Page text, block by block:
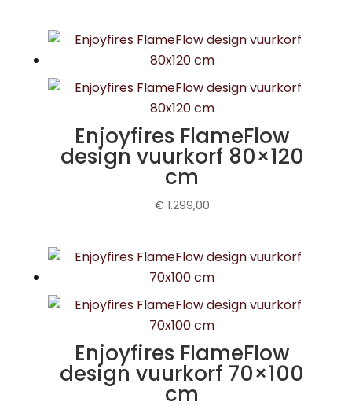
Enjoyfires FlameFlow
design vuurkorf 80×120
cm
€ 1.299,00
Enjoyfires FlameFlow
design vuurkorf 70×100
cm